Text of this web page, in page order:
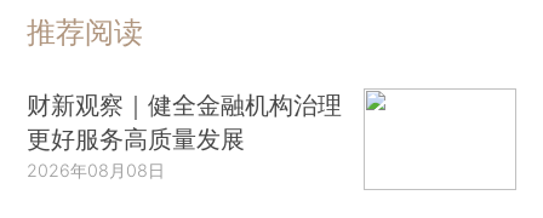
推荐阅读
财新观察｜健全金融机构治理
更好服务高质量发展
2026年08月08日